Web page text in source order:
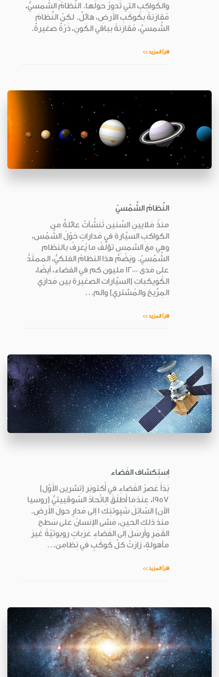
والكَواكِبِ التي تَدورُ حولَها. النِّظامُ الشَّمسيُّ،
مُقارَنةً بكَوكَبِ الأَرضِ، هائلٌ. لكنّ النِّظامَ
الشَّمسيَّ، مُقارَنةً بباقي الكَونِ، ذَرّةٌ صغيرةٌ.
اقرأ المزيد >>
النِّظامُ الشَّمْسيّ
منذُ مَلايينِ السِّنين تَنشَّأتْ عائلةٌ من
الكواكبِ السيَّارة في مَداراتٍ حَوْلَ الشَّمْس،
وهي معَ الشمسِ تؤلِّفُ ما يُعرفُ بالنظام
الشَّمْسيّ. ويَضُمُّ هذا النظامُ الفلكيُّ، الممتَدُّ
على مَدى 12000 مليون كم في الفضاء، أيضًا،
الكُوَيكباتِ (السيَّارات الصغيرة بين مَدارَي
المِرِّيخ والمُشتري) والم...
اقرأ المزيد >>
اِستِكشاف الفَضاء
بَدَأَ عَصرُ الفَضاءِ في أُكتوبَر (تِشرين الأَوَّل)
1957، عِندَما أَطلَقَ الِاتّحادُ السّوڤييتيُّ (روسيا
الآن) السّاتِلَ سْپوتنِك 1 إلى مَدارٍ حولَ الأَرضِ.
منذ ذلك الحينِ، مَشى الإنسانُ على سَطحِ
القَمَرِ وأَرسَلَ إلى الفَضاءِ عَرَباتٍ روبوتيّةً غيرَ
مأهولةٍ، زارَتْ كلَّ كَوكَبٍ في نِظامِن...
اقرأ المزيد >>